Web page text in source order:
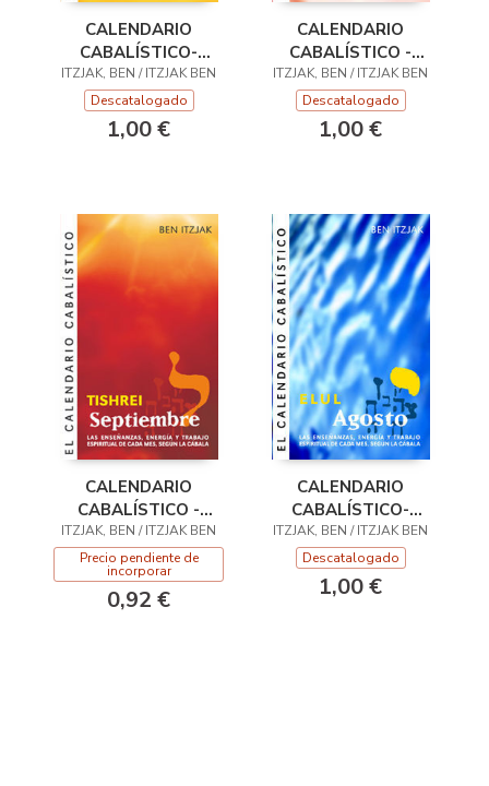
CALENDARIO
CABALÍSTICO-
NOVIEMBRE
ITZJAK, BEN / ITZJAK BEN
Descatalogado
1,00 €
CALENDARIO
CABALÍSTICO -
OCTUBRE
ITZJAK, BEN / ITZJAK BEN
Descatalogado
1,00 €
CALENDARIO
CABALÍSTICO -
SEPTIEMBRE
ITZJAK, BEN / ITZJAK BEN
Precio pendiente de
incorporar
0,92 €
CALENDARIO
CABALÍSTICO-
AGOSTO
ITZJAK, BEN / ITZJAK BEN
Descatalogado
1,00 €